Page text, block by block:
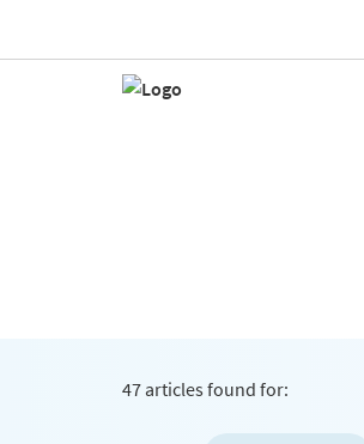
47 articles found for: